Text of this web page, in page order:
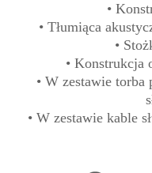
•
• Tłumiąca
•
• Konstrukcja
• W zestawie
• W zestawie kable